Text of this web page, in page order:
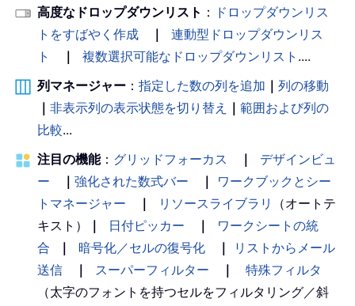
高度なドロップダウンリスト ： ドロップダウンリス
トをすばやく作成
｜
連動型ドロップダウンリス
ト
｜ 複数選択可能なドロップダウンリスト ....
列マネージャー ： 指定した数の列を追加 ｜ 列の移動
｜ 非表示列の表示状態を切り替え ｜ 範囲および列の
比較...
注目の機能： グリッドフォーカス ｜
デザインビュ
ー
｜ 強化された数式バー ｜
ワークブックとシー
トマネージャー
｜ リソースライブラリ
（オートテ
キスト）
｜ 日付ピッカー ｜
ワークシートの統
合
｜ 暗号化／セルの復号化 ｜
リストからメール
送信
｜ スーパーフィルター ｜
特殊フィルタ
（太字のフォントを持つセルをフィルタリング／斜